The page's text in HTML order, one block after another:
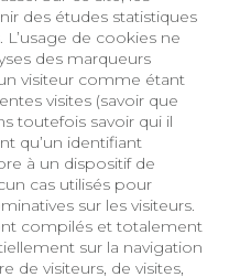
des études statistiques
de cookies ne
visiteur comme étant
visites (savoir que
toutefois savoir qui il
qu’un identifiant
à un dispositif de
cas utilisés pour
sur les visiteurs.
compilés et totalement
de visiteurs, de visites,